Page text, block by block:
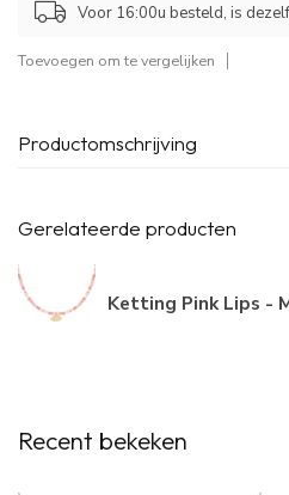
Voor 16:00u besteld, is
Toevoegen om te vergelijken
Productomschrijving
Gerelateerde producten
Ketting Pink Lips -
Recent bekeken